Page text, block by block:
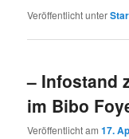
Veröffentlicht unter
– Infostand
im Bibo
Veröffentlicht am17.